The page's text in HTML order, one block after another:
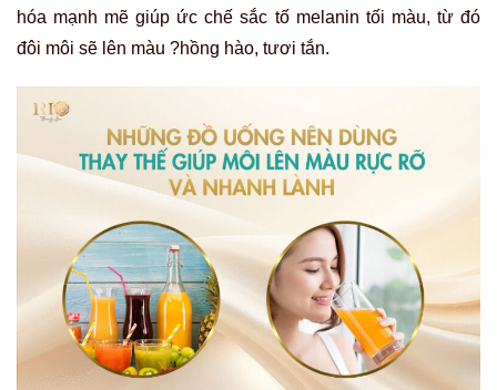
hóa mạnh mẽ giúp ức chế sắc tố melanin tối màu, từ đó
đôi môi sẽ lên màu ?hồng hào, tươi tắn.